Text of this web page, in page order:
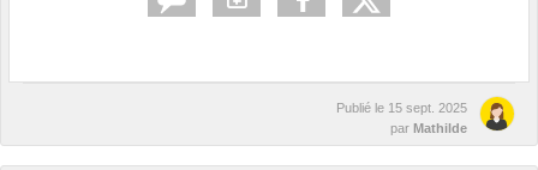
Publié le 15 sept. 2025
par Mathilde